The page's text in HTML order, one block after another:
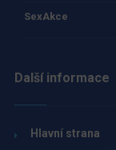
SexAkce
Další informace
Hlavní strana